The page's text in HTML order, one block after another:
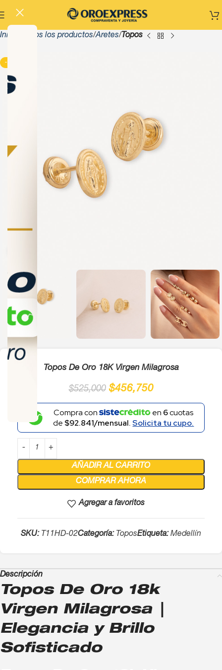
Inicio Todos los productos Aretes Topos
-13%
Topos De Oro 18K Virgen Milagrosa
$525,000 $456,750
Compra con en 6cuotas
de $92.841/mensual.Solicita tu cupo.
AÑADIR AL CARRITO
COMPRAR AHORA
Agregar a favoritos
SKU: T11HD-02Categoría: ToposEtiqueta: Medellín
Descripción
Topos De Oro 18k
Virgen Milagrosa |
Elegancia y Brillo
Sofisticado